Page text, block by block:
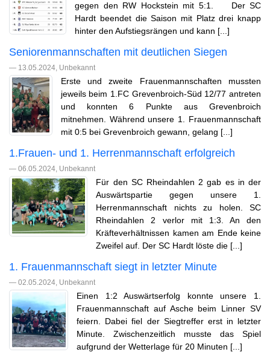
gegen den RW Hockstein mit 5:1. Der SC
Hardt beendet die Saison mit Platz drei knapp
hinter den Aufstiegsrängen und kann [...]
Seniorenmannschaften mit deutlichen Siegen
— 13.05.2024, Unbekannt
Erste und zweite Frauenmannschaften mussten
jeweils beim 1.FC Grevenbroich-Süd 12/77 antreten
und konnten 6 Punkte aus Grevenbroich
mitnehmen. Während unsere 1. Frauenmannschaft
mit 0:5 bei Grevenbroich gewann, gelang [...]
1.Frauen- und 1. Herrenmannschaft erfolgreich
— 06.05.2024, Unbekannt
Für den SC Rheindahlen 2 gab es in der
Auswärtspartie gegen unsere 1.
Herrenmannschaft nichts zu holen. SC
Rheindahlen 2 verlor mit 1:3. An den
Kräfteverhältnissen kamen am Ende keine
Zweifel auf. Der SC Hardt löste die [...]
1. Frauenmannschaft siegt in letzter Minute
— 02.05.2024, Unbekannt
Einen 1:2 Auswärtserfolg konnte unsere 1.
Frauenmannschaft auf Asche beim Linner SV
feiern. Dabei fiel der Siegtreffer erst in letzter
Minute. Zwischenzeitlich musste das Spiel
aufgrund der Wetterlage für 20 Minuten [...]